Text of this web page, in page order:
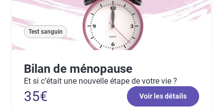
Test sanguin
Bilan de ménopause
Et si c’était une nouvelle étape de votre vie ?
35€ Voir les détails